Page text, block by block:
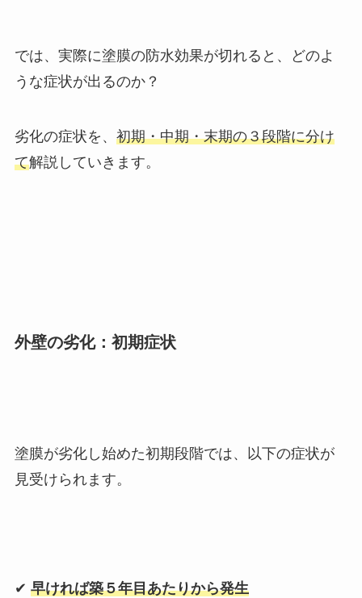
では、実際に塗膜の防水効果が切れると、どのよ
うな症状が出るのか？
劣化の症状を、 初期・中期・末期の３段階に分け
て解説していきます。
外壁の劣化：初期症状
塗膜が劣化し始めた初期段階では、以下の症状が
見受けられます。
✔︎ 早ければ築５年目あたりから発生